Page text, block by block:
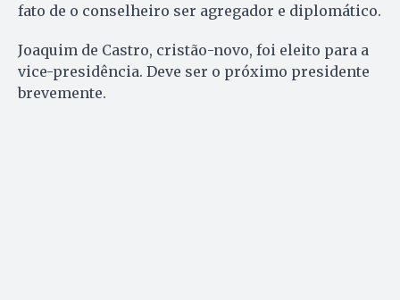
fato de o conselheiro ser agregador e diplomático.
Joaquim de Castro, cristão-novo, foi eleito para a
vice-presidência. Deve ser o próximo presidente
brevemente.